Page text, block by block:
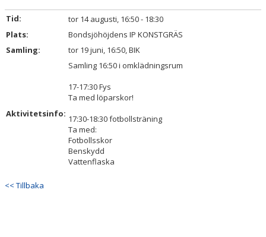
KONTAKT
Tid:
tor 14 augusti, 16:50 - 18:30
Plats:
Bondsjöhöjdens IP KONSTGRÄS
Samling:
tor 19 juni, 16:50, BIK
Aktivitetsinfo:
Samling 16:50 i omklädningsrum
17-17:30 Fys
Ta med löparskor!
17:30-18:30 fotbollsträning
Ta med:
Fotbollsskor
Benskydd
Vattenflaska
<< Tillbaka